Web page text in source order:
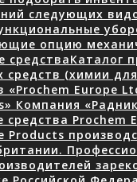
следующих
опцию
Каталог
(химии
«Prochem Europe
Компания
Prochem
Products